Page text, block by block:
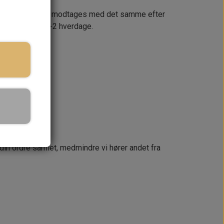
i faktura, der modtages med det samme efter
sendes på 1-2 hverdage.
dag
ordre samlet, medmindre vi hører andet fra